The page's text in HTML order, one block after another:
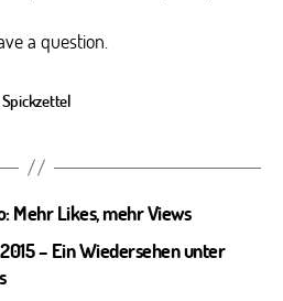
a question.
Spickzettel
Mehr Likes, mehr Views
– Ein Wiedersehen unter